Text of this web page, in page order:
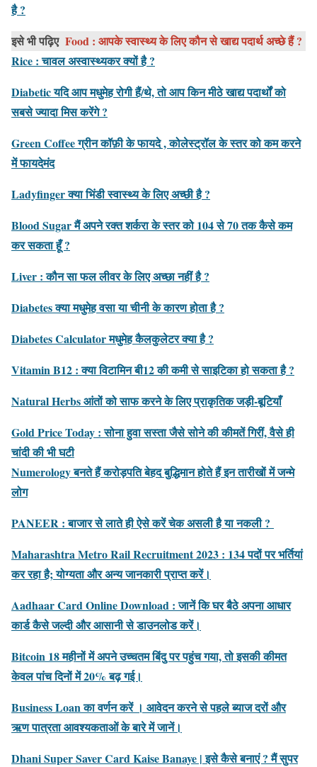
है ?
इसे भी पढ़िए Food : आपके स्वास्थ्य के लिए कौन से खाद्य पदार्थ अच्छे हैं ?
Rice : चावल अस्वास्थ्यकर क्यों है ?
Diabetic यदि आप मधुमेह रोगी हैं/थे, तो आप किन मीठे खाद्य पदार्थों को
सबसे ज्यादा मिस करेंगे ?
Green Coffee ग्रीन कॉफ़ी के फायदे , कोलेस्ट्रॉल के स्तर को कम करने
में फायदेमंद
Ladyfinger क्या भिंडी स्वास्थ्य के लिए अच्छी है ?
Blood Sugar मैं अपने रक्त शर्करा के स्तर को 104 से 70 तक कैसे कम
कर सकता हूँ ?
Liver : कौन सा फल लीवर के लिए अच्छा नहीं है ?
Diabetes क्या मधुमेह वसा या चीनी के कारण होता है ?
Diabetes Calculator मधुमेह कैलकुलेटर क्या है ?
Vitamin B12 : क्या विटामिन बी12 की कमी से साइटिका हो सकता है ?
Natural Herbs आंतों को साफ करने के लिए प्राकृतिक जड़ी-बूटियाँ
Gold Price Today : सोना हुवा सस्ता जैसे सोने की कीमतें गिरीं, वैसे ही
चांदी की भी घटी
Numerology बनते हैं करोड़पति बेहद बुद्धिमान होते हैं इन तारीखों में जन्‍मे
लोग
PANEER : बाजार से लाते ही ऐसे करें चेक असली है या नकली ?
Maharashtra Metro Rail Recruitment 2023 : 134 पदों पर भर्तियां
कर रहा है; योग्यता और अन्य जानकारी प्राप्त करें।
Aadhaar Card Online Download : जानें कि घर बैठे अपना आधार
कार्ड कैसे जल्दी और आसानी से डाउनलोड करें।
Bitcoin 18 महीनों में अपने उच्चतम बिंदु पर पहुंच गया, तो इसकी कीमत
केवल पांच दिनों में 20% बढ़ गई।
Business Loan का वर्णन करें । आवेदन करने से पहले ब्याज दरों और
ऋण पात्रता आवश्यकताओं के बारे में जानें।
Dhani Super Saver Card Kaise Banaye | इसे कैसे बनाएं ? मैं सुपर